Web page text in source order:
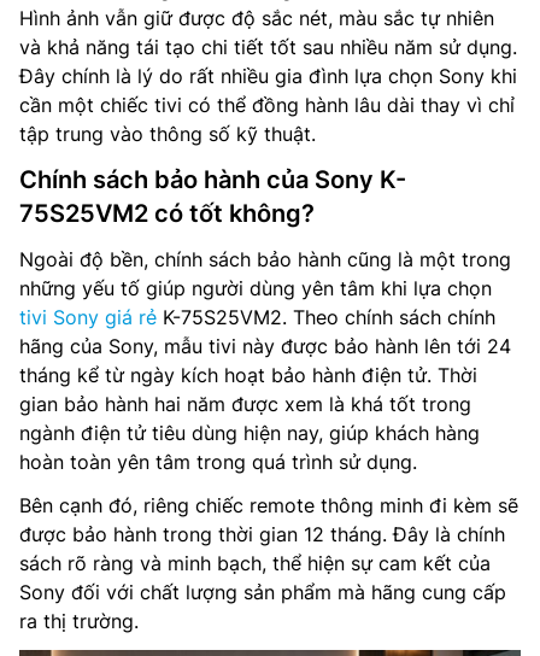
Hình ảnh vẫn giữ được độ sắc nét, màu sắc tự nhiên
và khả năng tái tạo chi tiết tốt sau nhiều năm sử dụng.
Đây chính là lý do rất nhiều gia đình lựa chọn Sony khi
cần một chiếc tivi có thể đồng hành lâu dài thay vì chỉ
tập trung vào thông số kỹ thuật.
Chính sách bảo hành của Sony K-
75S25VM2 có tốt không?
Ngoài độ bền, chính sách bảo hành cũng là một trong
những yếu tố giúp người dùng yên tâm khi lựa chọn
tivi Sony giá rẻ K-75S25VM2. Theo chính sách chính
hãng của Sony, mẫu tivi này được bảo hành lên tới 24
tháng kể từ ngày kích hoạt bảo hành điện tử. Thời
gian bảo hành hai năm được xem là khá tốt trong
ngành điện tử tiêu dùng hiện nay, giúp khách hàng
hoàn toàn yên tâm trong quá trình sử dụng.
Bên cạnh đó, riêng chiếc remote thông minh đi kèm sẽ
được bảo hành trong thời gian 12 tháng. Đây là chính
sách rõ ràng và minh bạch, thể hiện sự cam kết của
Sony đối với chất lượng sản phẩm mà hãng cung cấp
ra thị trường.